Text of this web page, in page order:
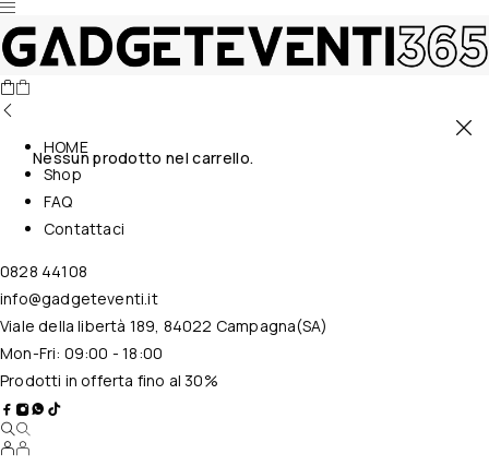
Nessun prodotto nel carrello.
HOME
Shop
FAQ
Contattaci
0828 44108
info@gadgeteventi.it
Viale della libertà 189, 84022 Campagna(SA)
Mon-Fri: 09:00 - 18:00
Prodotti in offerta fino al 30%